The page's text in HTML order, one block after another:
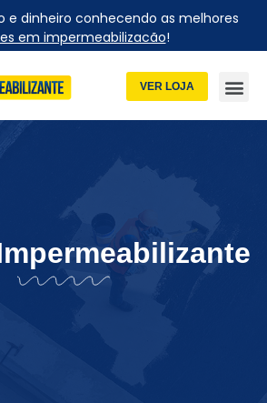
e dinheiro conhecendo as melhores
em impermeabilizacão!
VER LOJA